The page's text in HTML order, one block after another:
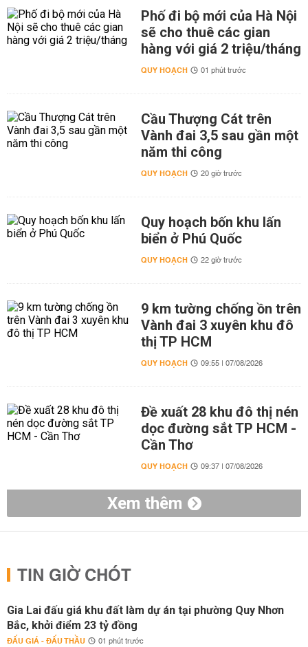
Phố đi bộ mới của Hà Nội
sẽ cho thuê các gian
hàng với giá 2 triệu/tháng
QUY HOẠCH 01 phút trước
Cầu Thượng Cát trên
Vành đai 3,5 sau gần một
năm thi công
QUY HOẠCH 20 giờ trước
Quy hoạch bốn khu lấn
biển ở Phú Quốc
QUY HOẠCH 22 giờ trước
9 km tường chống ồn trên
Vành đai 3 xuyên khu đô
thị TP HCM
QUY HOẠCH 09:55 | 07/08/2026
Đề xuất 28 khu đô thị nén
dọc đường sắt TP HCM -
Cần Thơ
QUY HOẠCH 09:37 | 07/08/2026
Xem thêm
TIN GIỜ CHÓT
Gia Lai đấu giá khu đất làm dự án tại phường Quy Nhơn
Bắc, khởi điểm 23 tỷ đồng
ĐẤU GIÁ - ĐẤU THẦU 01 phút trước